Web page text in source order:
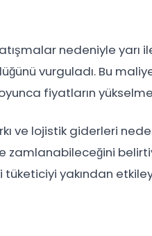
nedeniyle
vurguladı. Bu
fiyatların
ve lojistik giderleri
zamlanabileceğini
yakından